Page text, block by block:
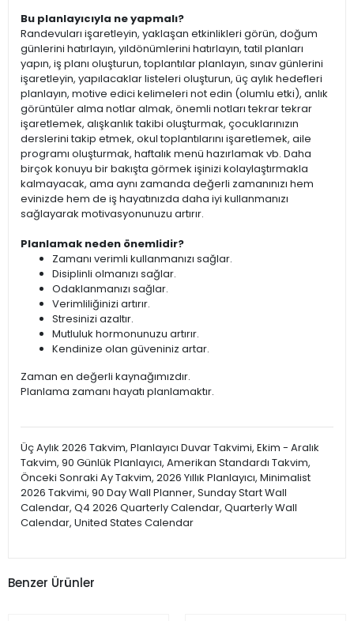
Bu planlayıcıyla ne yapmalı?
Randevuları işaretleyin, yaklaşan etkinlikleri görün, doğum
günlerini hatırlayın, yıldönümlerini hatırlayın, tatil planları
yapın, iş planı oluşturun, toplantılar planlayın, sınav günlerini
işaretleyin, yapılacaklar listeleri oluşturun, üç aylık hedefleri
planlayın, motive edici kelimeleri not edin (olumlu etki), anlık
görüntüler alma notlar almak, önemli notları tekrar tekrar
işaretlemek, alışkanlık takibi oluşturmak, çocuklarınızın
derslerini takip etmek, okul toplantılarını işaretlemek, aile
programı oluşturmak, haftalık menü hazırlamak vb. Daha
birçok konuyu bir bakışta görmek işinizi kolaylaştırmakla
kalmayacak, ama aynı zamanda değerli zamanınızı hem
evinizde hem de iş hayatınızda daha iyi kullanmanızı
sağlayarak motivasyonunuzu artırır.
Planlamak neden önemlidir?
Zamanı verimli kullanmanızı sağlar.
Disiplinli olmanızı sağlar.
Odaklanmanızı sağlar.
Verimliliğinizi artırır.
Stresinizi azaltır.
Mutluluk hormonunuzu artırır.
Kendinize olan güveniniz artar.
Zaman en değerli kaynağımızdır.
Planlama zamanı hayatı planlamaktır.
Üç Aylık 2026 Takvim, Planlayıcı Duvar Takvimi, Ekim - Aralık
Takvim, 90 Günlük Planlayıcı, Amerikan Standardı Takvim,
Önceki Sonraki Ay Takvim, 2026 Yıllık Planlayıcı, Minimalist
2026 Takvimi, 90 Day Wall Planner, Sunday Start Wall
Calendar, Q4 2026 Quarterly Calendar, Quarterly Wall
Calendar, United States Calendar
Benzer Ürünler